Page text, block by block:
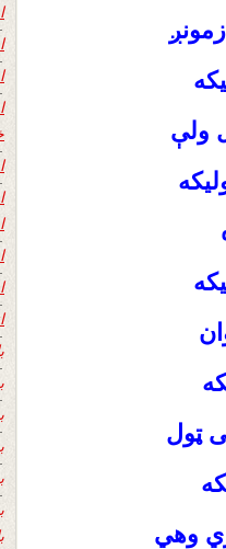
ولې
ټول
وهي